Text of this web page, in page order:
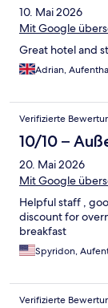
10. Mai 2026
Mit Google
Great hotel and
Adrian,
Verifizierte
10/10 –
20. Mai 2026
Mit Google
Helpful staff ,
discount for
breakfast
Spyridon,
Verifizierte